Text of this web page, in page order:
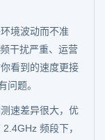
境波动而不准
干扰严重、运营
看到的速度更接
问题。
速差异很大，优
频段下，